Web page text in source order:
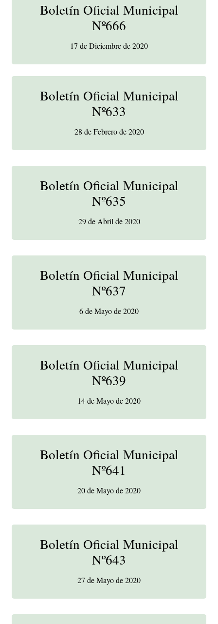
Boletín Oficial Municipal
Nº666
17 de Diciembre de 2020
Boletín Oficial Municipal
Nº633
28 de Febrero de 2020
Boletín Oficial Municipal
Nº635
29 de Abril de 2020
Boletín Oficial Municipal
Nº637
6 de Mayo de 2020
Boletín Oficial Municipal
Nº639
14 de Mayo de 2020
Boletín Oficial Municipal
Nº641
20 de Mayo de 2020
Boletín Oficial Municipal
Nº643
27 de Mayo de 2020